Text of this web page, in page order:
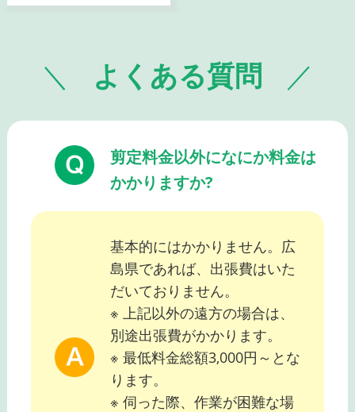
よくある質問
剪定料金以外になにか料金は
かかりますか?
基本的にはかかりません。広
島県であれば、出張費はいた
だいておりません。
※ 上記以外の遠方の場合は、
別途出張費がかかります。
※ 最低料金総額3,000円～とな
ります。
※ 伺った際、作業が困難な場